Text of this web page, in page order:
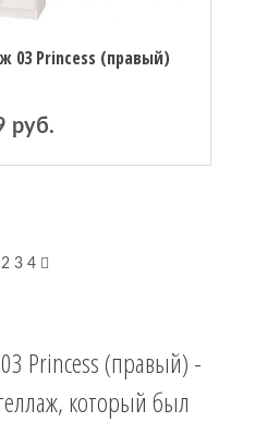
03 Princess (правый)
руб.
2 3 4
Princess (правый) -
который был